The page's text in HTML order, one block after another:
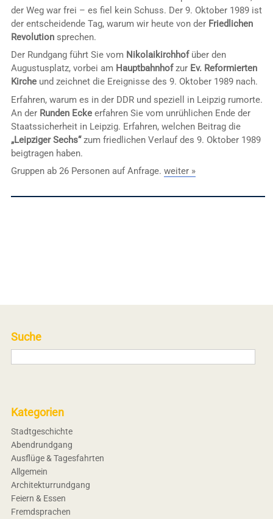
der Weg war frei – es fiel kein Schuss. Der 9. Oktober 1989 ist
der entscheidende Tag, warum wir heute von der Friedlichen
Revolutionsprechen.
Der Rundgang führt Sie vom Nikolaikirchhofüber den
Augustusplatz, vorbei am Hauptbahnhofzur Ev. Reformierten
Kircheund zeichnet die Ereignisse des 9. Oktober 1989 nach.
Erfahren, warum es in der DDR und speziell in Leipzig rumorte.
An der Runden Eckeerfahren Sie vom unrühlichen Ende der
Staatssicherheit in Leipzig. Erfahren, welchen Beitrag die
„Leipziger Sechs“zum friedlichen Verlauf des 9. Oktober 1989
beigtragen haben.
Gruppen ab 26 Personen auf Anfrage. weiter »
Suche
Kategorien
Stadtgeschichte
Abendrundgang
Ausflüge & Tagesfahrten
Allgemein
Architekturrundgang
Feiern & Essen
Fremdsprachen